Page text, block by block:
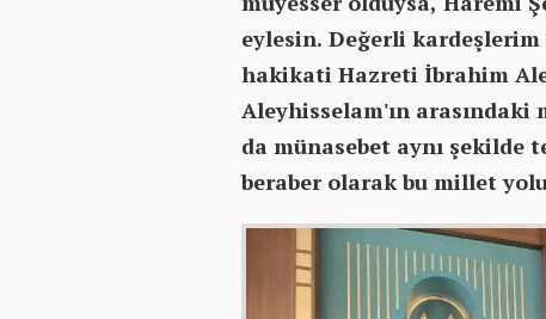
eylesin. Değerli
hakikati Hazreti İbrahim
Aleyhisselam'ın arasındaki
da münasebet aynı
beraber olarak bu millet